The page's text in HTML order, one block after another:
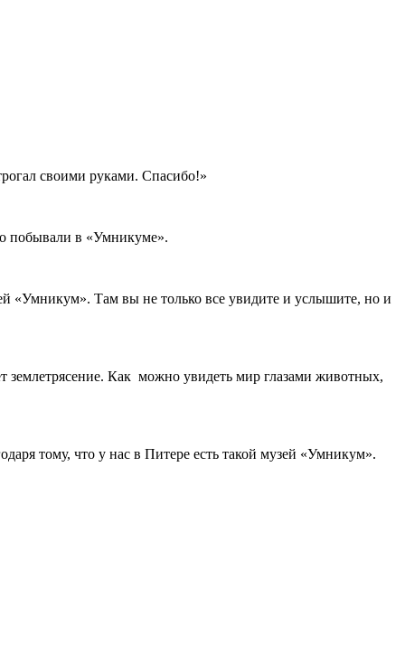
своими руками. Спасибо!»
побывали в «Умникуме».
«Умникум». Там вы не только все увидите и услышите, но и
землетрясение. Как можно увидеть мир глазами животных,
тому, что у нас в Питере есть такой музей «Умникум».